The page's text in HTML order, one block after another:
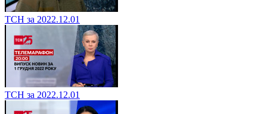
ТСН за 2022.12.01
ТСН за 2022.12.01